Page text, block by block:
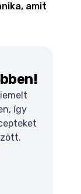
amit
így